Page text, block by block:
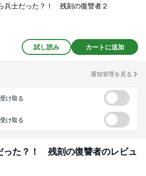
兵士だった？！ 残刻の復讐者２
試し読み カートに追加
通知管理を見る
け取る
け取る
った？！ 残刻の復讐者のレビュ